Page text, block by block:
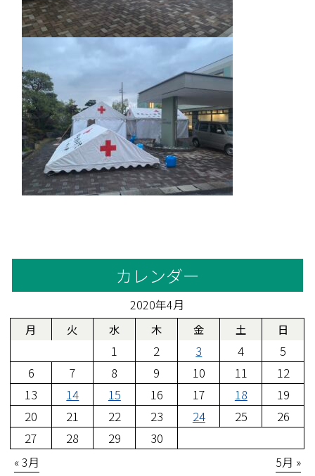
カレンダー
2020年4月
月 火 水 木 金 土 日
1 2 3 4
5
6
7 8 9 10 11
12
13
14 15 16 17 18
19
20
21 22 23 24 25
26
27
28 29
30
« 3月
5月 »